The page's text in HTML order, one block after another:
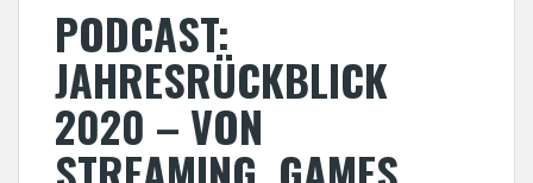
PODCAST:
JAHRESRÜCKBLICK
2020 – VON